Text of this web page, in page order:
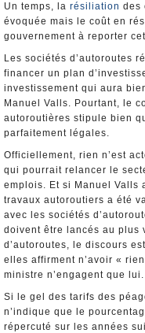
Un temps, la résiliation des
évoquée mais le coût en
gouvernement à reporter
Les sociétés d’autoroutes
financer un plan
investissement qui aura
Manuel Valls. Pourtant, le
autoroutières stipule bien
parfaitement légales.
Officiellement, rien n’est
qui pourrait relancer le
emplois. Et si Manuel Valls
travaux autoroutiers a été
avec les sociétés
doivent être lancés au plus
d’autoroutes, le discours
elles affirment n’avoir «
ministre n’engagent que
Si le gel des tarifs des
n’indique que le
répercuté sur les années